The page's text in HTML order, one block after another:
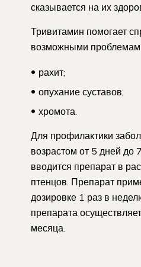
сказывается на их
Тривитамин помогает
возможными
рахит;
опухание суставов;
хромота.
Для профилактики
возрастом от 5 дней до
вводится препарат в
птенцов. Препарат
дозировке 1 раз в
препарата
месяца.